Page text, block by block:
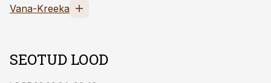
Vana-Kreeka
SEOTUD LOOD